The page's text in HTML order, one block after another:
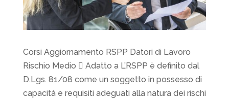
Corsi Aggiornamento RSPP Datori di Lavoro
Rischio Medio  Adatto a L’RSPP è definito dal
D.Lgs. 81/08 come un soggetto in possesso di
capacità e requisiti adeguati alla natura dei rischi